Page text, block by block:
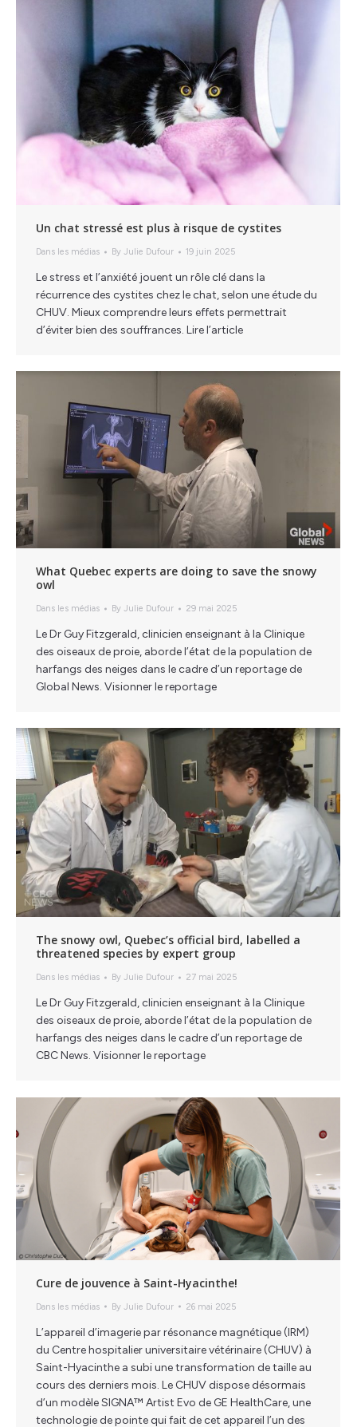
Un chat stressé est plus à risque de cystites
Dans les médias By Julie Dufour 19 juin 2025
Le stress et l’anxiété jouent un rôle clé dans la
récurrence des cystites chez le chat, selon une étude du
CHUV. Mieux comprendre leurs effets permettrait
d’éviter bien des souffrances. Lire l’article
What Quebec experts are doing to save the snowy
owl
Dans les médias By Julie Dufour 29 mai 2025
Le Dr Guy Fitzgerald, clinicien enseignant à la Clinique
des oiseaux de proie, aborde l’état de la population de
harfangs des neiges dans le cadre d’un reportage de
Global News. Visionner le reportage
The snowy owl, Quebec’s official bird, labelled a
threatened species by expert group
Dans les médias By Julie Dufour 27 mai 2025
Le Dr Guy Fitzgerald, clinicien enseignant à la Clinique
des oiseaux de proie, aborde l’état de la population de
harfangs des neiges dans le cadre d’un reportage de
CBC News. Visionner le reportage
Cure de jouvence à Saint-Hyacinthe!
Dans les médias By Julie Dufour 26 mai 2025
L’appareil d’imagerie par résonance magnétique (IRM)
du Centre hospitalier universitaire vétérinaire (CHUV) à
Saint-Hyacinthe a subi une transformation de taille au
cours des derniers mois. Le CHUV dispose désormais
d’un modèle SIGNA™ Artist Evo de GE HealthCare, une
technologie de pointe qui fait de cet appareil l’un des